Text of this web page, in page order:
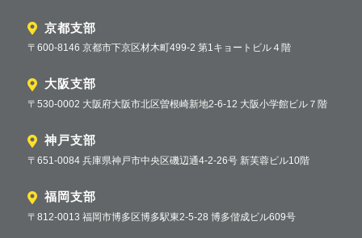
京都支部
〒600-8146 京都市下京区材木町499-2 第1キョートビル４階
大阪支部
〒530-0002 大阪府大阪市北区曽根崎新地2-6-12 大阪小学館ビル７階
神戸支部
〒651-0084 兵庫県神戸市中央区磯辺通4-2-26号 新芙蓉ビル10階
福岡支部
〒812-0013 福岡市博多区博多駅東2-5-28 博多偕成ビル609号